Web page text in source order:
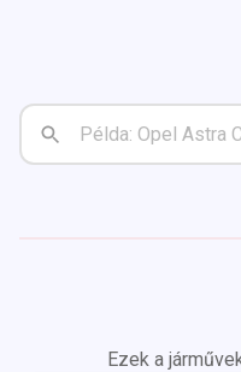
Ezek a